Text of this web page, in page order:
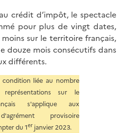
crédit d’impôt, le spectacle
pour plus de vingt dates,
sur le territoire français,
douze mois consécutifs dans
différents.
liée au nombre
sur le
s'applique aux
provisoire
du 1erjanvier 2023.